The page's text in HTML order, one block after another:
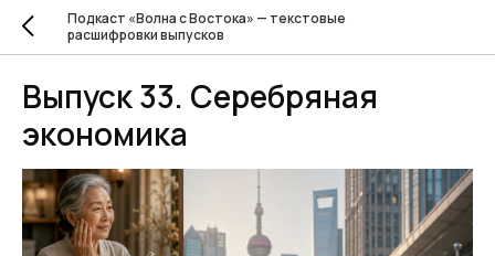
Подкаст «Волна с Востока» — текстовые
расшифровки выпусков
Выпуск 33. Серебряная
экономика